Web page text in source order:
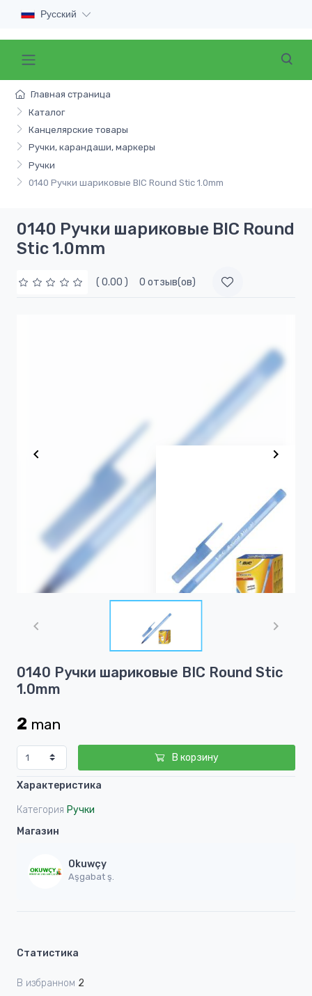
Русский
Главная страница
Каталог
Канцелярские товары
Ручки, карандаши, маркеры
Ручки
0140 Ручки шариковые BIC Round Stic 1.0mm
0140 Ручки шариковые BIC Round
Stic 1.0mm
( 0.00 ) 0 отзыв(ов)
1
of
0140 Ручки шариковые BIC Round Stic
1.0mm
2 man
В корзину
Характеристика
Категория Ручки
Магазин
Okuwçy
Aşgabat ş.
Статистика
В избранном 2